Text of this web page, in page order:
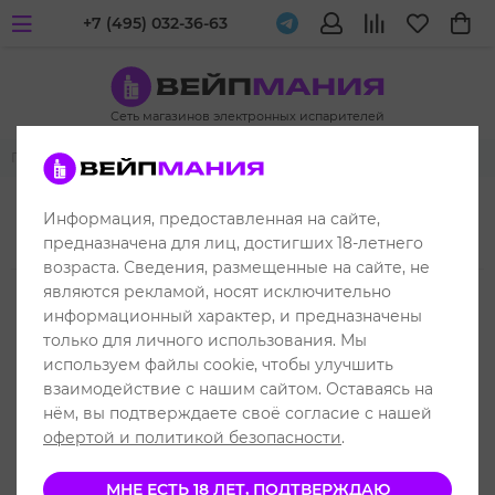
Сеть магазинов электронных испарителей
+7 (495) 032-36-63
Главная Получение заказов по Москве
Получение заказов по Москве
Получение заказов в Москве
Получение заказов по России
Отгрузку заказов осуществляем по Москве и
Информация, предоставленная на сайте,
предназначена для лиц, достигших 18-летнего
возраста. Сведения, размещенные на сайте, не
являются рекламой, носят исключительно
информационный характер, и предназначены
только для личного использования. Мы
используем файлы cookie, чтобы улучшить
взаимодействие с нашим сайтом. Оставаясь на
нём, вы подтверждаете своё согласие с нашей
офертой и политикой безопасности.
МНЕ ЕСТЬ 18 ЛЕТ, ПОДТВЕРЖДАЮ